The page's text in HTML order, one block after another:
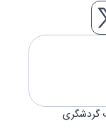
GÜNEY MAH.
گردشگری